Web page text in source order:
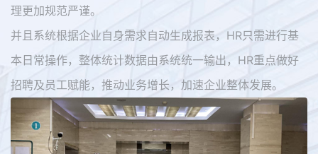
理更加规范严谨。
并且系统根据企业自身需求自动生成报表，HR只需进行基
本日常操作，整体统计数据由系统统一输出，HR重点做好
招聘及员工赋能，推动业务增长，加速企业整体发展。